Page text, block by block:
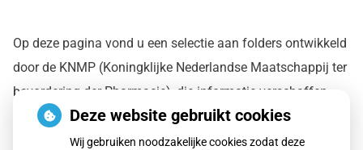
Op deze pagina vond u een selectie aan folders ontwikkeld
door de KNMP (Koningklijke Nederlandse Maatschappij ter
bevordering der Pharmacie), die informatie verschaffen
over bepaalde aandoeningen en gebruik van
geneesmiddelen.
Deze website gebruikt cookies
Wij gebruiken noodzakelijke cookies zodat deze